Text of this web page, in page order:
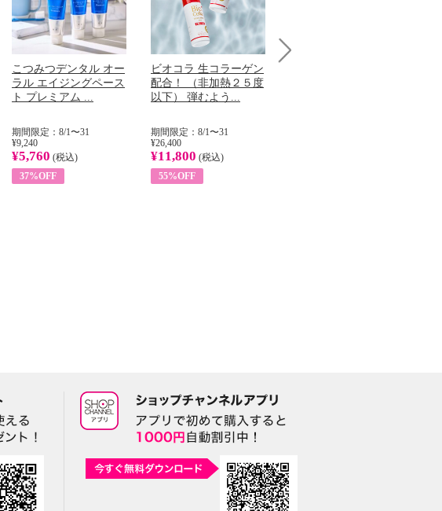
こつみつデンタル オー
ラル エイジングペース
ト プレミアム ...
期間限定：8/1〜31
¥9,240
¥5,760 (税込)
37%OFF
ビオコラ 生コラーゲン
配合！ （非加熱２５度
以下） 弾むよう...
期間限定：8/1〜31
¥26,400
¥11,800 (税込)
55%OFF